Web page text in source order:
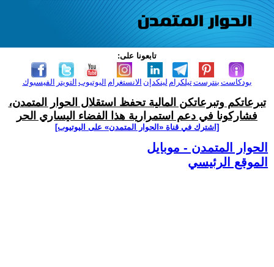
تابعونا على:
الفيسبوك التويتر اليوتيوب الانستغرام لينكدإن تيلكرامبنترست بودكاست
تبرعاتكم وتبرعاتكن المالية تحفظ استقلال الحوار المتمدن،
فشاركونا في دعم استمرارية هذا الفضاء اليساري الحر
[اشترك في قناة ‫«الحوار المتمدن» على اليوتيوب]
الحوار المتمدن - موبايل
الموقع الرئيسي